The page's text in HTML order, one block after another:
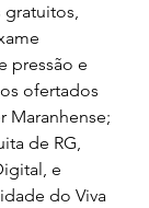
gratuitos,
pressão e
ofertados
Maranhense;
de RG,
e
do Viva